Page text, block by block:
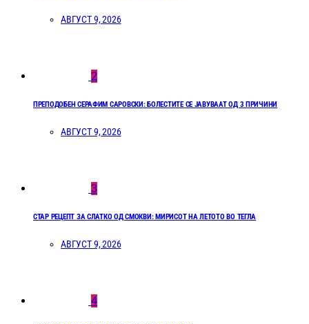
АВГУСТ 9, 2026
2
ПРЕПОДОБЕН СЕРАФИМ САРОВСКИ: БОЛЕСТИТЕ СЕ ЈАВУВААТ ОД 3 ПРИЧИНИ
АВГУСТ 9, 2026
3
СТАР РЕЦЕПТ ЗА СЛАТКО ОД СМОКВИ: МИРИСОТ НА ЛЕТОТО ВО ТЕГЛА
АВГУСТ 9, 2026
4